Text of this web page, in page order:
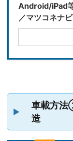
Android/iPad
／マツコネナ
車載方
造